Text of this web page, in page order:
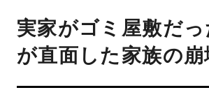
実家がゴミ屋敷だ
が直面した家族の